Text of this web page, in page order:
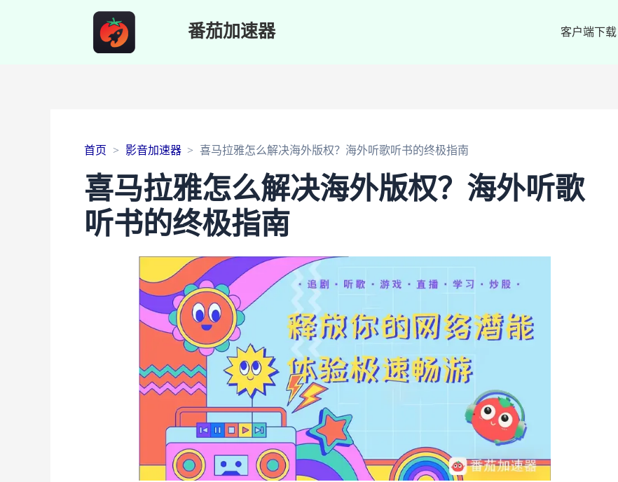
番茄加速器 客户端下载
首页 影音加速器 喜马拉雅怎么解决海外版权？海外听歌听书的终极指南
喜马拉雅怎么解决海外版权？海外听歌
听书的终极指南